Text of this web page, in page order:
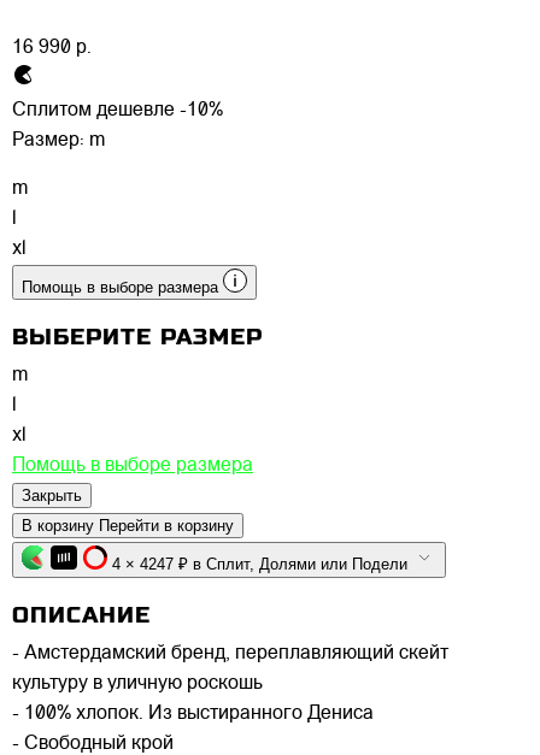
16 990 р.
Сплитом дешевле -10%
Размер: m
m
xl
Помощь в выборе размера
ВЫБЕРИТЕ РАЗМЕР
m
l
xl
Помощь в выборе размера
Закрыть
В корзину Перейти в корзину
4 × 4247 ₽ в Сплит, Долями или Подели
ОПИСАНИЕ
- Амстердамский бренд, переплавляющий скейт
культуру в уличную роскошь
- 100% хлопок. Из выстиранного Дениса
- Свободный крой